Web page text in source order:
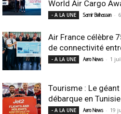
World Air Cargo
- A LA UNE Samir Belhassen -
Air France célèbre
de connectivité
- A LA UNE Aero News - 1
Tourisme : Le
débarque en
- A LA UNE Aero News - 19